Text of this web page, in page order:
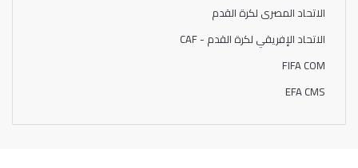
الاتحاد المصرى لكرة القدم
الاتحاد الإفريقي لكرة القدم - CAF
FIFA COM
EFA CMS